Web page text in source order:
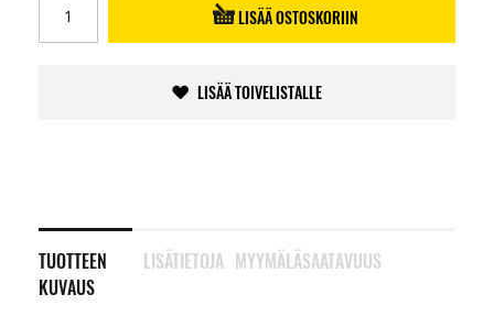
LISÄÄ OSTOSKORIIN
LISÄÄ TOIVELISTALLE
TUOTTEEN
KUVAUS
LISÄTIETOJA MYYMÄLÄSAATAVUUS